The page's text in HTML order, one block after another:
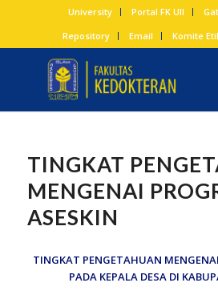
University Portal FK UII
Repository
Email Komite
TINGKAT
MENGENAI
ASESKIN
TINGKAT PENGETAHUAN
PADA KEPALA DESA DI